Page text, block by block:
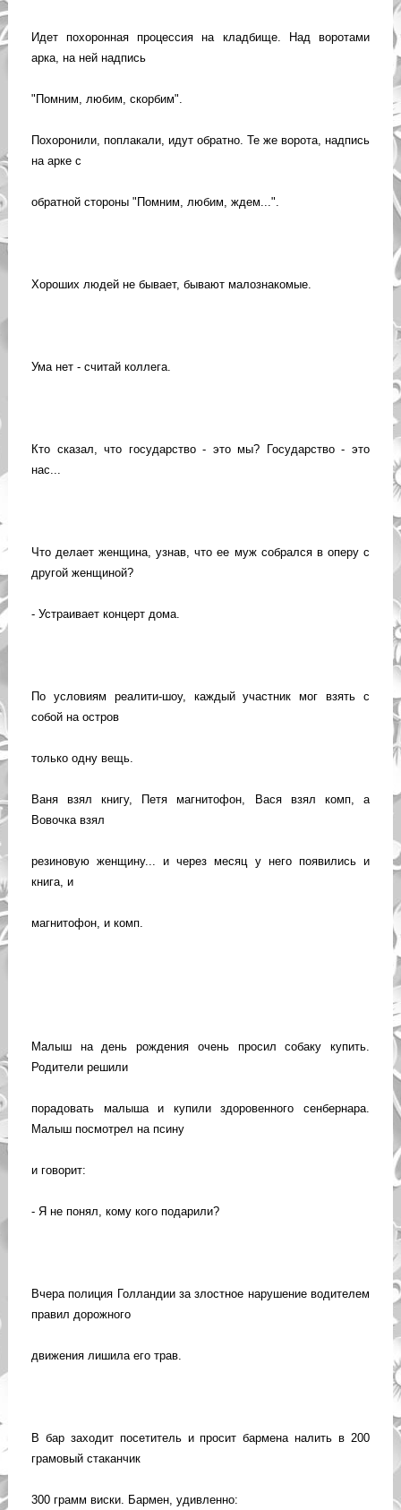
Идет похоронная процессия на кладбище. Над воротами
арка, на ней надпись
"Помним, любим, скорбим".
Похоронили, поплакали, идут обратно. Те же ворота, надпись
на арке с
обратной стороны "Помним, любим, ждем...".
Хороших людей не бывает, бывают малознакомые.
Ума нет - считай коллега.
Кто сказал, что государство - это мы? Государство - это
нас...
Что делает женщина, узнав, что ее муж собрался в оперу с
другой женщиной?
- Устраивает концерт дома.
По условиям реалити-шоу, каждый участник мог взять с
собой на остров
только одну вещь.
Ваня взял книгу, Петя магнитофон, Вася взял комп, а
Вовочка взял
резиновую женщину... и через месяц у него появились и
книга, и
магнитофон, и комп.
Малыш на день рождения очень просил собаку купить.
Родители решили
порадовать малыша и купили здоровенного сенбернара.
Малыш посмотрел на псину
и говорит:
- Я не понял, кому кого подарили?
Вчера полиция Голландии за злостное нарушение водителем
правил дорожного
движения лишила его трав.
В бар заходит посетитель и просит бармена налить в 200
грамовый стаканчик
300 грамм виски. Бармен, удивленно: